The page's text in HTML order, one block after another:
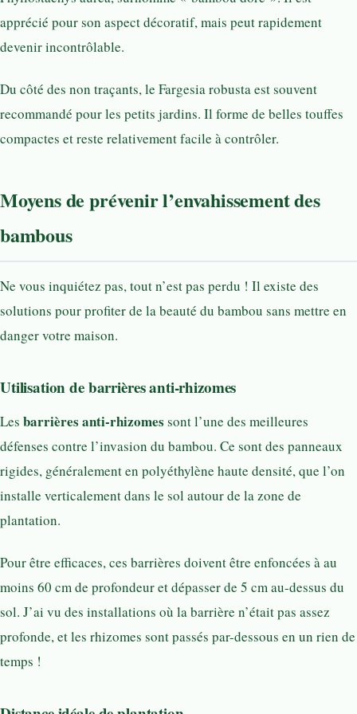
apprécié pour son aspect décoratif, mais peut rapidement
devenir incontrôlable.
Du côté des non traçants, le Fargesia robusta est souvent
recommandé pour les petits jardins. Il forme de belles touffes
compactes et reste relativement facile à contrôler.
Moyens de prévenir l’envahissement des
bambous
Ne vous inquiétez pas, tout n’est pas perdu ! Il existe des
solutions pour profiter de la beauté du bambou sans mettre en
danger votre maison.
Utilisation de barrières anti-rhizomes
Les barrières anti-rhizomes sont l’une des meilleures
défenses contre l’invasion du bambou. Ce sont des panneaux
rigides, généralement en polyéthylène haute densité, que l’on
installe verticalement dans le sol autour de la zone de
plantation.
Pour être efficaces, ces barrières doivent être enfoncées à au
moins 60 cm de profondeur et dépasser de 5 cm au-dessus du
sol. J’ai vu des installations où la barrière n’était pas assez
profonde, et les rhizomes sont passés par-dessous en un rien de
temps !